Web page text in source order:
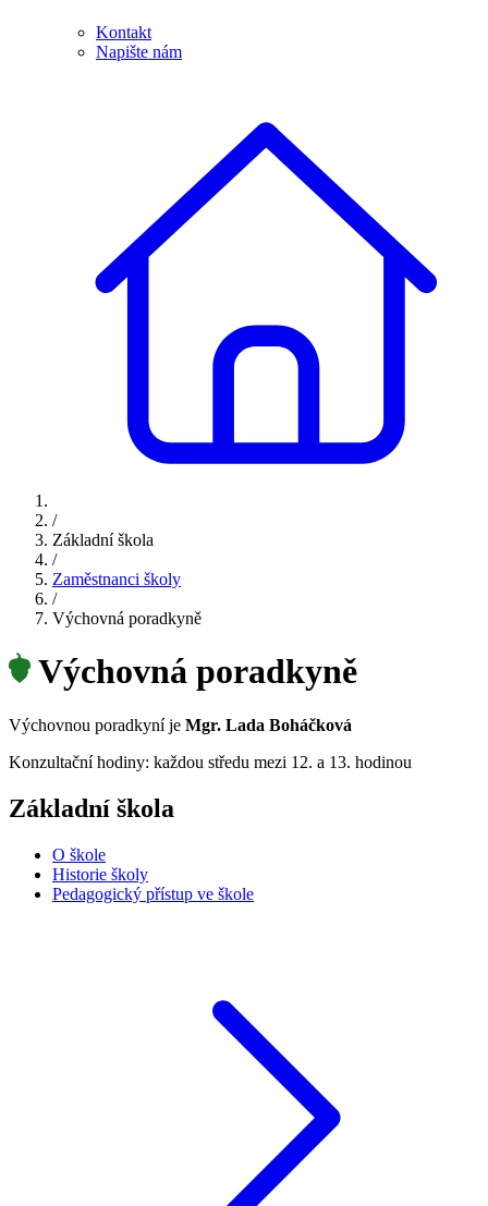
Kontakt
Napište nám
/
Základní škola
/
Zaměstnanci školy
/
Výchovná poradkyně
Výchovná poradkyně
Výchovnou poradkyní je Mgr. Lada Boháčková
Konzultační hodiny: každou středu mezi 12. a 13. hodinou
Základní škola
O škole
Historie školy
Pedagogický přístup ve škole